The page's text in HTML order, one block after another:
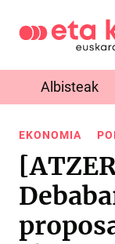
Albisteak
EKONOMIA